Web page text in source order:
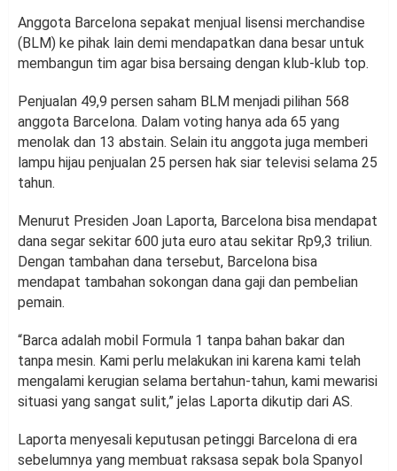
Anggota Barcelona sepakat menjual lisensi merchandise
(BLM) ke pihak lain demi mendapatkan dana besar untuk
membangun tim agar bisa bersaing dengan klub-klub top.
Penjualan 49,9 persen saham BLM menjadi pilihan 568
anggota Barcelona. Dalam voting hanya ada 65 yang
menolak dan 13 abstain. Selain itu anggota juga memberi
lampu hijau penjualan 25 persen hak siar televisi selama 25
tahun.
Menurut Presiden Joan Laporta, Barcelona bisa mendapat
dana segar sekitar 600 juta euro atau sekitar Rp9,3 triliun.
Dengan tambahan dana tersebut, Barcelona bisa
mendapat tambahan sokongan dana gaji dan pembelian
pemain.
“Barca adalah mobil Formula 1 tanpa bahan bakar dan
tanpa mesin. Kami perlu melakukan ini karena kami telah
mengalami kerugian selama bertahun-tahun, kami mewarisi
situasi yang sangat sulit,” jelas Laporta dikutip dari AS.
Laporta menyesali keputusan petinggi Barcelona di era
sebelumnya yang membuat raksasa sepak bola Spanyol